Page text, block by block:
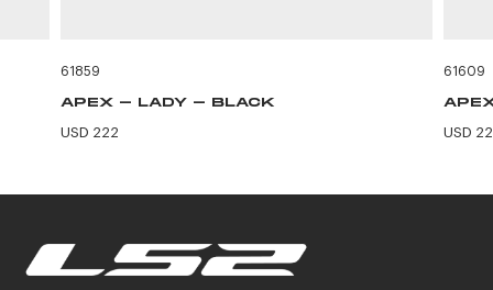
61859
APEX - LADY - BLACK
USD 222
61609
USD